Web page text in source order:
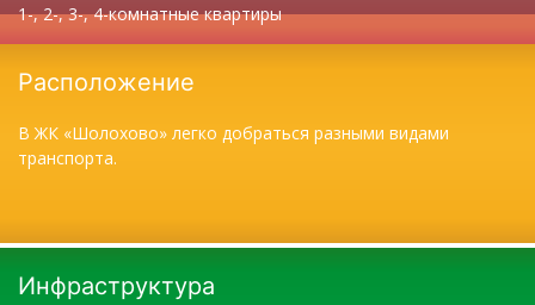
1-, 2-, 3-, 4-комнатные квартиры
Расположение
В ЖК «Шолохово» легко добраться разными видами
транспорта.
Инфраструктура